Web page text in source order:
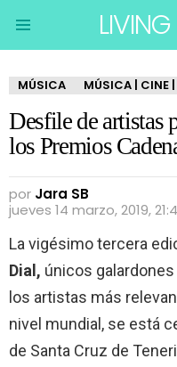
MÚSICA MÚSICA | CINE
Desfile de artistas
los Premios
por Jara SB
jueves 14 marzo, 2019,
La vigésimo tercera
Dial, únicos
los artistas más
nivel mundial, se está
de Santa Cruz de